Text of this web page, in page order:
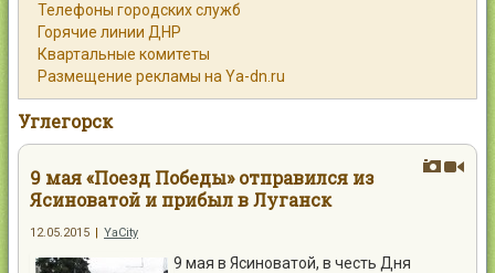
Объявления
Помощь
Контакты
Телефоны городских служб
Горячие линии ДНР
Квартальные комитеты
Размещение рекламы на Ya-dn.ru
Углегорск
9 мая «Поезд Победы» отправился из
Ясиноватой и прибыл в Луганск
12.05.2015 | YaCity
9 мая в Ясиноватой, в честь Дня